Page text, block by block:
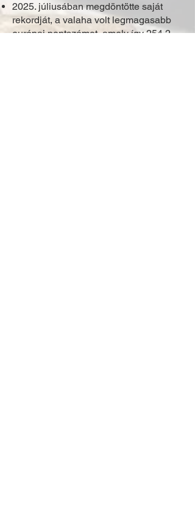
2025. júliusában megdöntötte saját
rekordját, a valaha volt legmagasabb
európai pontszámot, amely így 254.2